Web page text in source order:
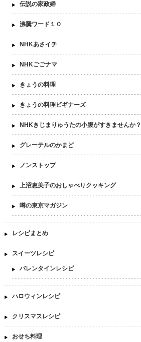
伝説の家政婦
沸騰ワード１０
NHKあさイチ
NHKごごナマ
きょうの料理
きょうの料理ビギナーズ
NHKきじまりゅうたの小腹がすきませんか？
グレーテルのかまど
ノンストップ
上沼恵美子のおしゃべりクッキング
噂の東京マガジン
レシピまとめ
スイーツレシピ
バレンタインレシピ
ハロウィンレシピ
クリスマスレシピ
おせち料理